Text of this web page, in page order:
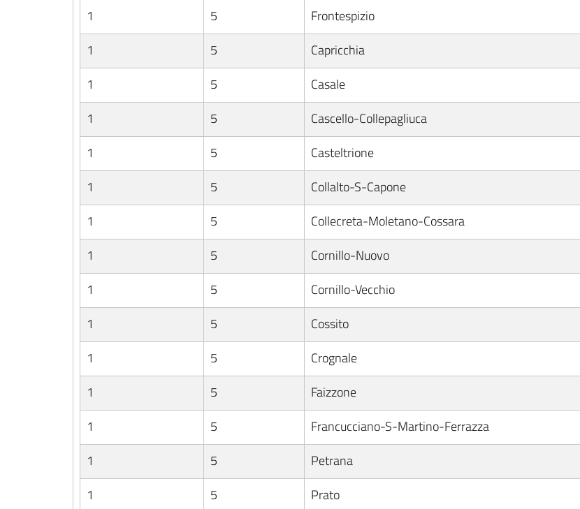
1
5
Frontespizio
1
5
Capricchia
1
5
Casale
1
5
Cascello-Collepagliuca
1
5
Casteltrione
1
5
Collalto-S-Capone
1
5
Collecreta-Moletano-Cossara
1
5
Cornillo-Nuovo
1
5
Cornillo-Vecchio
1
5
Cossito
1
5
Crognale
1
5
Faizzone
1
5
Francucciano-S-Martino-Ferrazza
1
5
Petrana
1
5
Prato